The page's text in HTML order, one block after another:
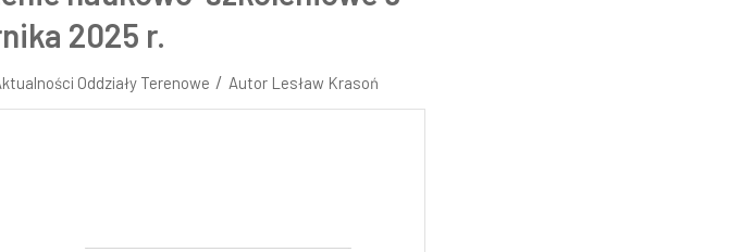
2025 r.
Oddziały Terenowe / Autor Lesław Krasoń